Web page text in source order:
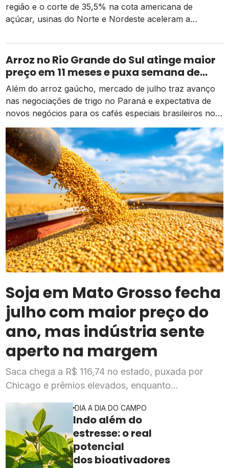
região e o corte de 35,5% na cota americana de
açúcar, usinas do Norte e Nordeste aceleram a
de receita e competitividade.
Arroz no Rio Grande do Sul atinge maior
preço em 11 meses e puxa semana de
valorização no campo
Além do arroz gaúcho, mercado de julho traz avanço
nas negociações de trigo no Paraná e expectativa de
novos negócios para os cafés especiais brasileiros no
exterior
Soja em Mato Grosso fecha
julho com maior preço do
ano, mas indústria sente
aperto na margem
Saca chega a R$ 116,74 no estado, puxada por
Chicago e prêmios elevados, enquanto
rentabilidade
DIA A DIA DO CAMPO
Indo além do
estresse: o real
potencial
dos bioativadores